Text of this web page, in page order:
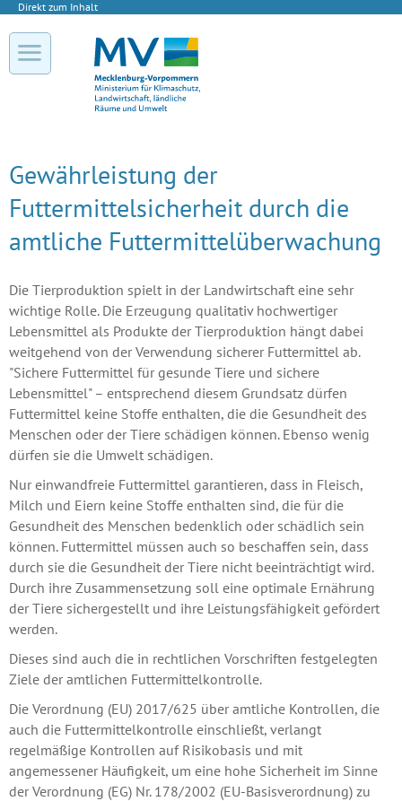
Direkt zum Inhalt
Gewährleistung der
Futtermittelsicherheit durch die
amtliche Futtermittelüberwachung
Die Tierproduktion spielt in der Landwirtschaft eine sehr
wichtige Rolle. Die Erzeugung qualitativ hochwertiger
Lebensmittel als Produkte der Tierproduktion hängt dabei
weitgehend von der Verwendung sicherer Futtermittel ab.
"Sichere Futtermittel für gesunde Tiere und sichere
Lebensmittel" – entsprechend diesem Grundsatz dürfen
Futtermittel keine Stoffe enthalten, die die Gesundheit des
Menschen oder der Tiere schädigen können. Ebenso wenig
dürfen sie die Umwelt schädigen.
Nur einwandfreie Futtermittel garantieren, dass in Fleisch,
Milch und Eiern keine Stoffe enthalten sind, die für die
Gesundheit des Menschen bedenklich oder schädlich sein
können. Futtermittel müssen auch so beschaffen sein, dass
durch sie die Gesundheit der Tiere nicht beeinträchtigt wird.
Durch ihre Zusammensetzung soll eine optimale Ernährung
der Tiere sichergestellt und ihre Leistungsfähigkeit gefördert
werden.
Dieses sind auch die in rechtlichen Vorschriften festgelegten
Ziele der amtlichen Futtermittelkontrolle.
Die Verordnung (EU) 2017/625 über amtliche Kontrollen, die
auch die Futtermittelkontrolle einschließt, verlangt
regelmäßige Kontrollen auf Risikobasis und mit
angemessener Häufigkeit, um eine hohe Sicherheit im Sinne
der Verordnung (EG) Nr. 178/2002 (EU-Basisverordnung) zu